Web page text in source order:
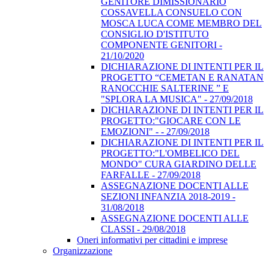
COSSAVELLA CONSUELO CON
MOSCA LUCA COME MEMBRO DEL
CONSIGLIO D'ISTITUTO
COMPONENTE GENITORI -
21/10/2020
DICHIARAZIONE DI INTENTI PER IL
PROGETTO “CEMETAN E RANATAN
RANOCCHIE SALTERINE ” E
"SPLORA LA MUSICA" - 27/09/2018
DICHIARAZIONE DI INTENTI PER IL
PROGETTO:"GIOCARE CON LE
EMOZIONI" - - 27/09/2018
DICHIARAZIONE DI INTENTI PER IL
PROGETTO:"L'OMBELICO DEL
MONDO" CURA GIARDINO DELLE
FARFALLE - 27/09/2018
ASSEGNAZIONE DOCENTI ALLE
SEZIONI INFANZIA 2018-2019 -
31/08/2018
ASSEGNAZIONE DOCENTI ALLE
CLASSI - 29/08/2018
Oneri informativi per cittadini e imprese
Organizzazione